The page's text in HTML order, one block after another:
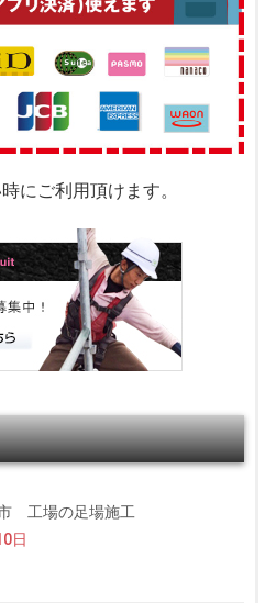
にご利用頂けます。
工場の足場施工
日